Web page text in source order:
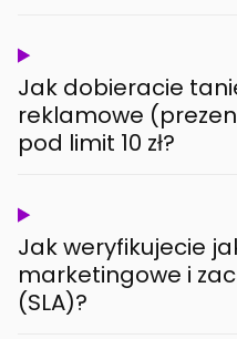
Jak dobieracie
reklamowe
pod limit 10 zł?
Jak weryfikujecie
marketingowe i
(SLA)?